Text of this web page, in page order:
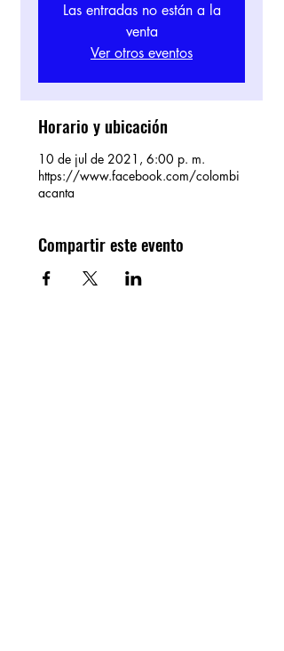
Las entradas no están a la
venta
Ver otros eventos
Horario y ubicación
10 de jul de 2021, 6:00 p. m.
https://www.facebook.com/colombi
acanta
Compartir este evento